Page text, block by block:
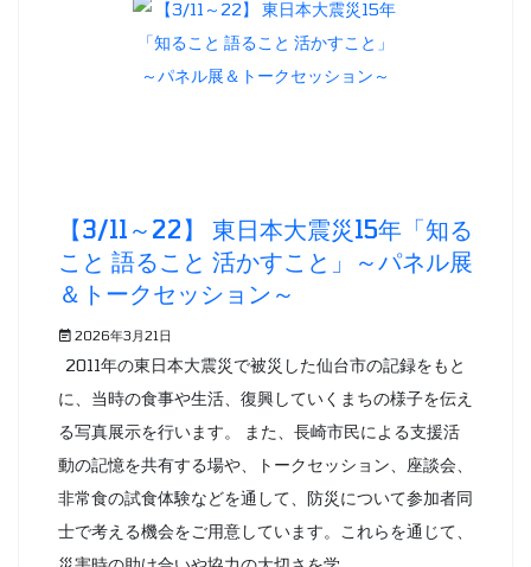
【3/11～22】 東日本大震災15年「知る
こと 語ること 活かすこと」～パネル展
＆トークセッション～
2026年3月21日
2011年の東日本大震災で被災した仙台市の記録をもと
に、当時の食事や生活、復興していくまちの様子を伝え
る写真展示を行います。 また、長崎市民による支援活
動の記憶を共有する場や、トークセッション、座談会、
非常食の試食体験などを通して、防災について参加者同
士で考える機会をご用意しています。これらを通じて、